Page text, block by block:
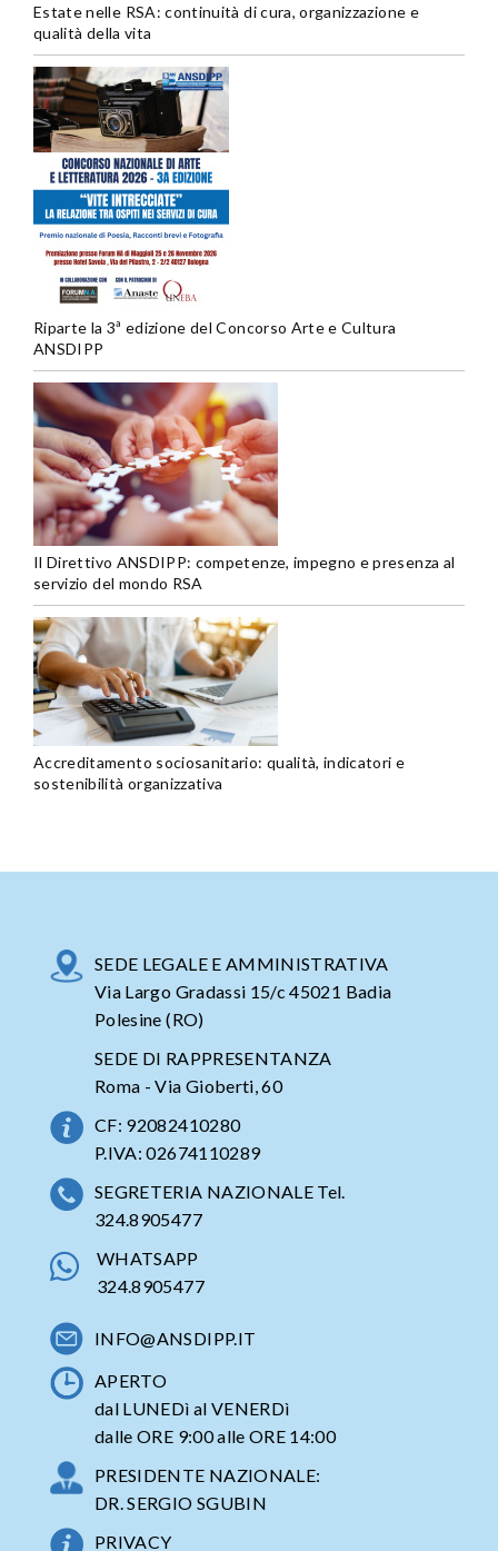
Estate nelle RSA: continuità di cura, organizzazione e
qualità della vita
Riparte la 3ª edizione del Concorso Arte e Cultura
ANSDIPP
Il Direttivo ANSDIPP: competenze, impegno e presenza al
servizio del mondo RSA
Accreditamento sociosanitario: qualità, indicatori e
sostenibilità organizzativa
SEDE LEGALE E AMMINISTRATIVA
Via Largo Gradassi 15/c 45021 Badia
Polesine (RO)
SEDE DI RAPPRESENTANZA
Roma - Via Gioberti, 60
CF: 92082410280
P.IVA: 02674110289
SEGRETERIA NAZIONALE Tel.
324.8905477
WHATSAPP
324.8905477
INFO@ANSDIPP.IT
APERTO
dal LUNEDì al VENERDì
dalle ORE 9:00 alle ORE 14:00
PRESIDENTE NAZIONALE:
DR. SERGIO SGUBIN
PRIVACY